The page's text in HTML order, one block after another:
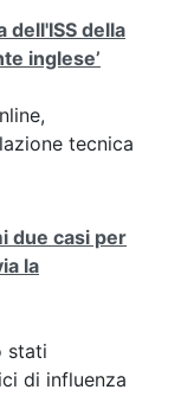
dell'ISS della
inglese’
tecnica
due casi per
la
stati
di influenza